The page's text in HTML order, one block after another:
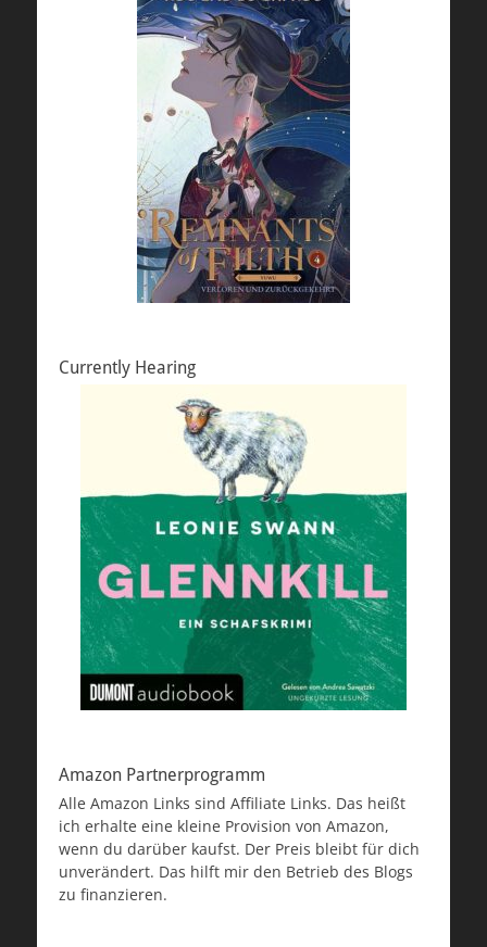
Currently Hearing
Amazon Partnerprogramm
Alle Amazon Links sind Affiliate Links. Das heißt
ich erhalte eine kleine Provision von Amazon,
wenn du darüber kaufst. Der Preis bleibt für dich
unverändert. Das hilft mir den Betrieb des Blogs
zu finanzieren.